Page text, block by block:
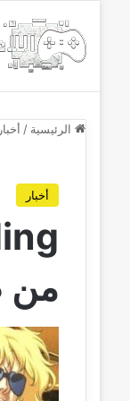
الرئيسية / أخبار
أخبار
من